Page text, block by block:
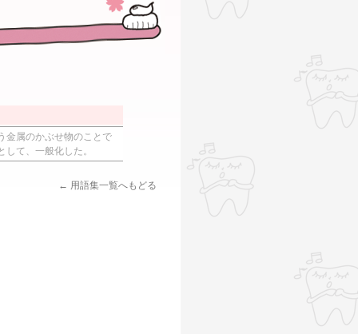
金属のかぶせ物のことで
て、一般化した。
← 用語集一覧へもどる